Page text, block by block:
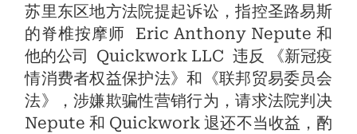
苏里东区地方法院提起诉讼，指控圣路易斯
的脊椎按摩师 Eric Anthony Nepute 和
他的公司 Quickwork LLC 违反 《新冠疫
情消费者权益保护法》和《联邦贸易委员会
法》，涉嫌欺骗性营销行为，请求法院判决
Nepute 和 Quickwork 退还不当收益，酌